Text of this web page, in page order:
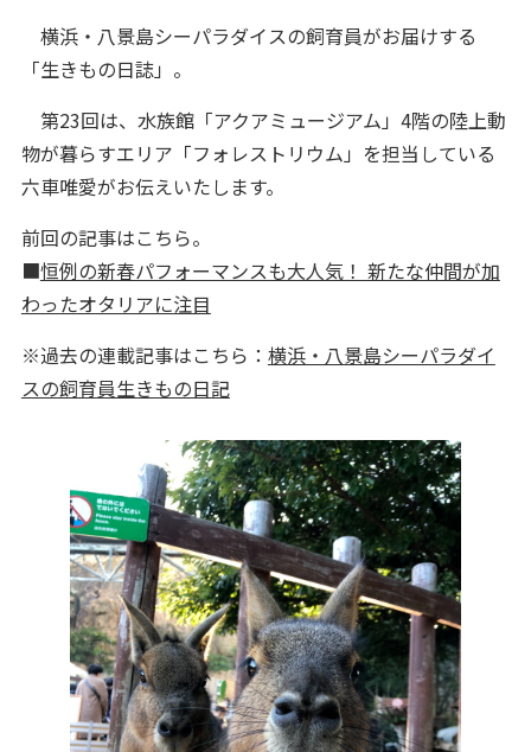
横浜・八景島シーパラダイスの飼育員がお届けする
「生きもの日誌」。
第23回は、水族館「アクアミュージアム」4階の陸上動
物が暮らすエリア「フォレストリウム」を担当している
六車唯愛がお伝えいたします。
前回の記事はこちら。
■恒例の新春パフォーマンスも大人気！ 新たな仲間が加
わったオタリアに注目
※過去の連載記事はこちら： 横浜・八景島シーパラダイ
スの飼育員生きもの日記